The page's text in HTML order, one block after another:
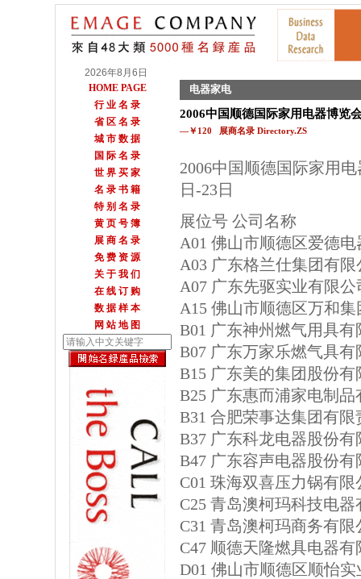
2026年8月6日
HOME PAGE
行 业 名 录
省 区 名 录
城 市 数 据
国 际 名 录
世 界 买 家
名 录 书 籍
特 别 名 录
黄 页 号 簿
展 商 名 录
免 费 资 源
关 于 我 们
在 线 订 购
数 据 样 本
网 站 地 图
电器家电
2006中国顺德国际家用电器博览
—￥120 展商名录 Directory.ZS
2006中国顺德国际家用
日-23日
展位号 公司名称
A01 佛山市顺德区爱德
A03 广东格兰仕集团有限
A07 广东先驱实业有限公
A15 佛山市顺德区万和
B01 广东神州燃气用具有
B07 广东万家乐燃气具有
B15 广东美的集团股份有
B25 广东惠而浦家电制品
B31 合肥荣事达集团有限
B37 广东科龙电器股份有
B47 广东容声电器股份有
C01 珠海双喜压力锅有限
C25 青岛澳柯玛科技电器
C31 青岛澳柯玛商务有限
C47 顺德天隆燃具电器有
D01 佛山市顺德区顺怡